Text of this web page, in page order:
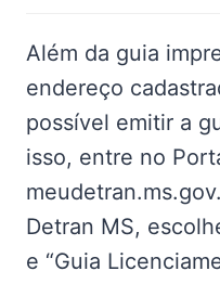
Além da guia
endereço
possível emitir a
isso, entre no
Detran MS,
e “Guia